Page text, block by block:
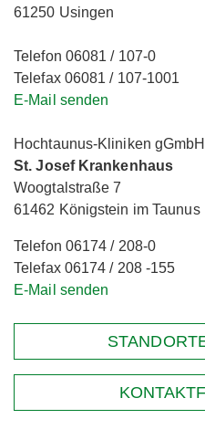
61250 Usingen
Telefon 06081 / 107-0
Telefax 06081 / 107-1001
E-Mail senden
Hochtaunus-Kliniken gGmbH
St. Josef Krankenhaus
Woogtalstraße 7
61462 Königstein im Taunus
Telefon 06174 / 208-0
Telefax 06174 / 208 -155
E-Mail senden